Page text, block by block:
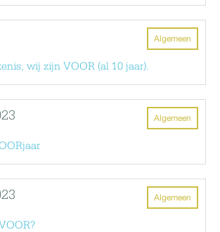
Algemeen
wij zijn VOOR (al 10 jaar).
Algemeen
Algemeen